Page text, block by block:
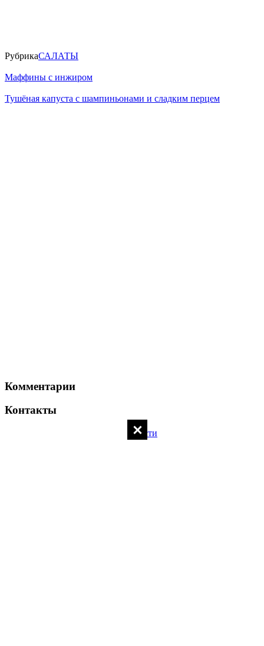
РубрикаСАЛАТЫ
Маффины с инжиром
Тушёная капуста с шампиньонами и сладким перцем
Комментарии
Контакты
Политика конфиденциальности